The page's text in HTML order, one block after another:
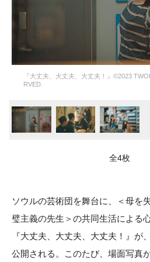
『大丈夫、大丈夫、大丈夫！』©︎2023
RVED.
全4枚
ソウルの芸術団を舞台に、＜母を
璧主義の先生＞の共同生活による
『大丈夫、大丈夫、大丈夫！』が
公開される。このたび、場面写真